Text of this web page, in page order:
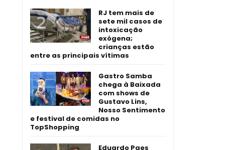
RJ tem mais de
sete mil casos de
intoxicação
exógena;
crianças estão
entre as principais vítimas
Gastro Samba
chega à Baixada
com shows de
Gustavo Lins,
Nosso Sentimento
e festival de comidas no
TopShopping
Eduardo Paes